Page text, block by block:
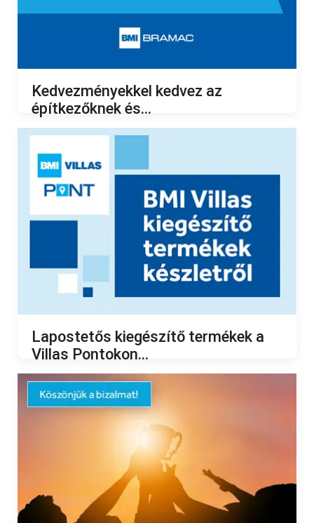
Kedvezményekkel kedvez az
építkezőknek és...
Lapostetős kiegészítő termékek a
Villas Pontokon...
2023.07.03.